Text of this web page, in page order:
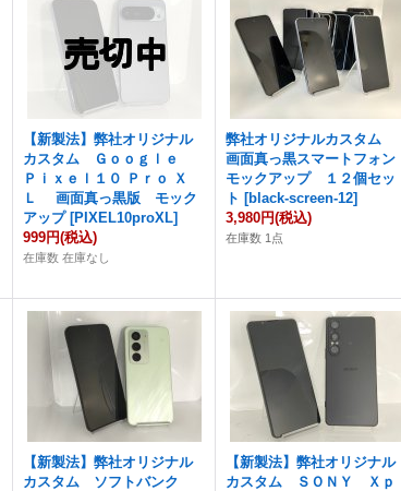
【新製法】弊社オリジナル
カスタム Ｇｏｏｇｌｅ
Ｐｉｘｅｌ１０ Ｐｒｏ Ｘ
Ｌ 画面真っ黒版 モック
アップ [PIXEL10proXL]
999円(税込)
在庫数 在庫なし
弊社オリジナルカスタム
画面真っ黒スマートフォン
モックアップ １２個セッ
ト [black-screen-12]
3,980円(税込)
在庫数 1点
【新製法】弊社オリジナル
カスタム ソフトバンク
【新製法】弊社オリジナル
カスタム ＳＯＮＹ Ｘｐ